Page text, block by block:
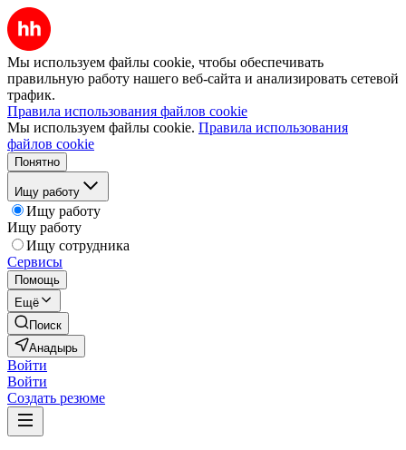
Мы используем файлы cookie, чтобы обеспечивать
правильную работу нашего веб-сайта и анализировать сетевой
трафик.
Правила использования файлов cookie
Мы используем файлы cookie. Правила использования
файлов cookie
Понятно
Ищу работу
Ищу работу
Ищу работу
Ищу сотрудника
Сервисы
Помощь
Ещё
Поиск
Анадырь
Войти
Войти
Создать резюме